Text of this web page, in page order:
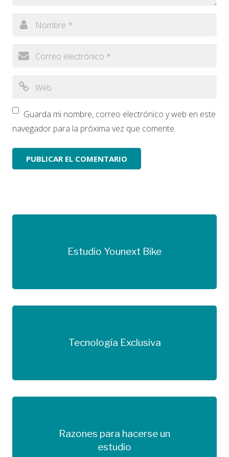
Guarda mi nombre, correo electrónico y web en este
navegador para la próxima vez que comente.
Estudio Younext Bike
Más información
Tecnología Exclusiva
Más información
Razones para hacerse un
estudio
Más información